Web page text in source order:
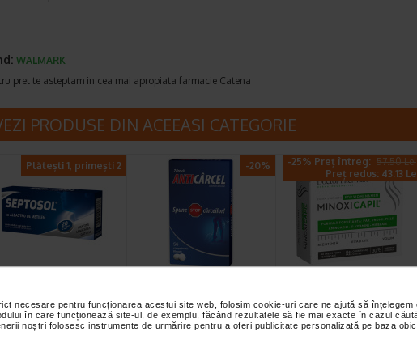
necesare pentru funcționarea acestui site web, folosim cookie-uri care ne ajută să înțelegem
în care funcționează site-ul, de exemplu, făcând rezultatele să fie mai exacte în cazul
noștri folosesc instrumente de urmărire pentru a oferi publicitate personalizată pe baza
WALMARK
pret te asteptam in cea mai apropiata farmacie Catena
PRODUSE DIN ACEEASI CATEGORIE
Plătești 1, primești 2
cu albastru
metilen, 20
de…
cu albastru de metilen
-20%
comprimate, Zdrovit
Magneziul si vitamina B6
-25% Preț întreg: 57.50 Lei
Preț redus: 43.13
capsule, DOCTOR
FITERMAN
Doctor Fiterman